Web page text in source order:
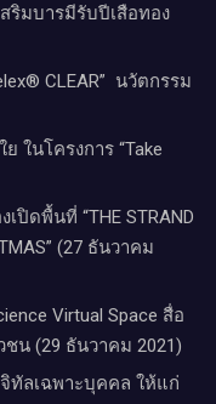
ริมบารมีรับปีเสือทอง
CLEAR” นวัตกรรม
ในโครงการ “Take
เปิดพื้นที่ “THE STRAND
(27 ธันวาคม
Virtual Space สื่อ
น (29 ธันวาคม 2021)
ทัลเฉพาะบุคคล ให้แก่